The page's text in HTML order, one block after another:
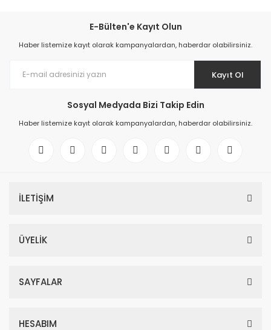
E-Bülten'e Kayıt Olun
Haber listemize kayıt olarak kampanyalardan, haberdar olabilirsiniz.
Kayıt Ol
Sosyal Medyada Bizi Takip Edin
Haber listemize kayıt olarak kampanyalardan, haberdar olabilirsiniz.
İLETİŞİM
ÜYELİK
SAYFALAR
HESABIM